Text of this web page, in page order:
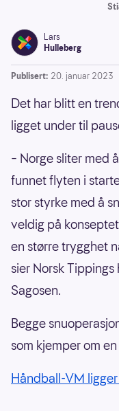
Lars
Hulleberg
Publisert: 20. januar 2023
Det har blitt en
ligget under til
– Norge sliter med
funnet flyten i
stor styrke med å
veldig på
en større trygghet
sier Norsk
Sagosen.
Begge
som kjemper om
Håndball-VM